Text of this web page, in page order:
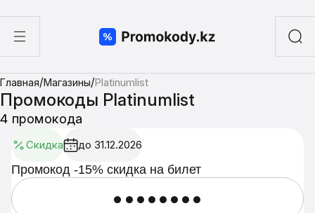
суши
Главная/Магазины/Platinumlist
Промокоды Platinumlist
4 промокода
Скидка до 31.12.2026
Промокод -15% скидка на билет
••••••••